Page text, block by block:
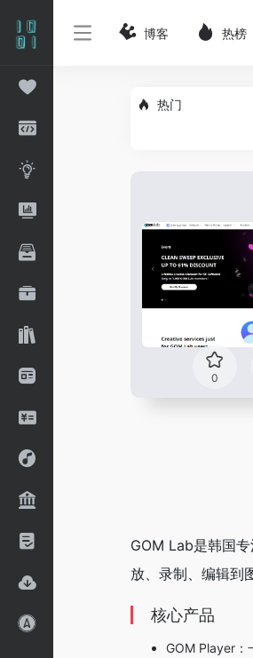
博客 热榜
热门
0
GOM Lab是韩国
放、录制、编辑到
核心产品
GOM Player：